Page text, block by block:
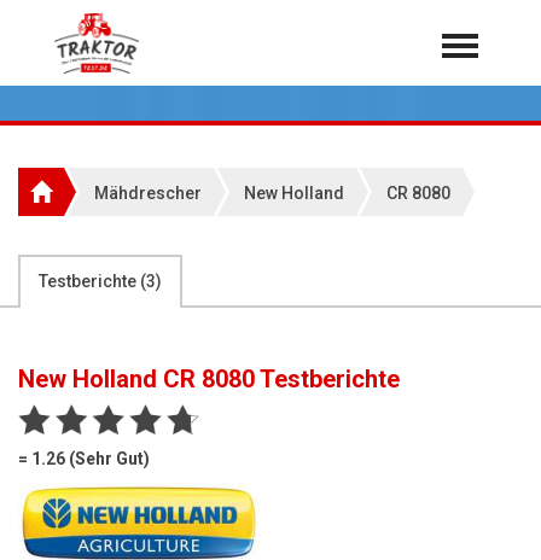
Home
Rundballenpressen
Teleskoplader
Rasentraktoren
Über 7.000 Testberichte
Mähdrescher New Holland CR 8080
Testberichte (3)
New Holland CR 8080Testberichte
= 1.26 (Sehr Gut)